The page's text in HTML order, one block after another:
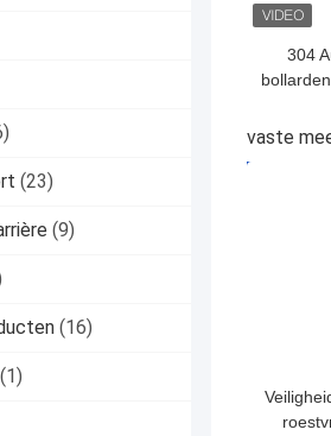
(23)
(9)
(16)
(1)
304
vaste